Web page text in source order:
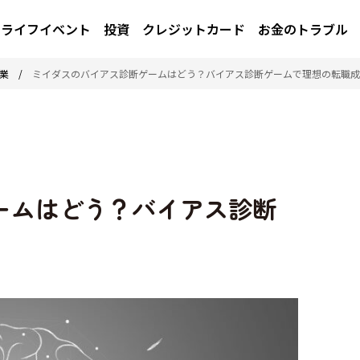
ライフイベント 投資 クレジットカード お金のトラブル
/ ミイダスのバイアス診断ゲームはどう？バイアス診断ゲームで理想の転職
はどう？バイアス診断